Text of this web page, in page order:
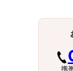
携